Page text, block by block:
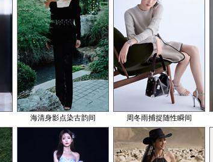
海清身影点染古韵间 周冬雨捕捉随性瞬间